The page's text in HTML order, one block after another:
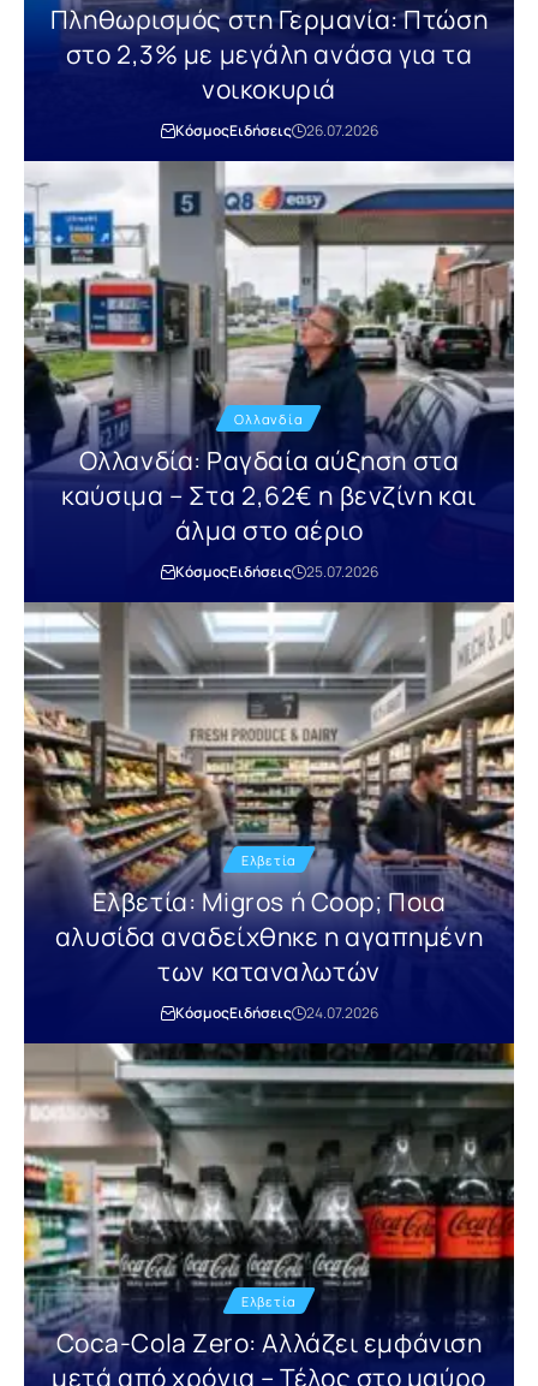
Πληθωρισμός στη Γερμανία: Πτώση
στο 2,3% με μεγάλη ανάσα για τα
νοικοκυριά
ΚόσμοςΕιδήσεις 26.07.2026
Ολλανδία
Ολλανδία: Ραγδαία αύξηση στα
καύσιμα – Στα 2,62€ η βενζίνη και
άλμα στο αέριο
ΚόσμοςΕιδήσεις 25.07.2026
Ελβετία
Ελβετία: Migros ή Coop; Ποια
αλυσίδα αναδείχθηκε η αγαπημένη
των καταναλωτών
ΚόσμοςΕιδήσεις 24.07.2026
Ελβετία
Coca-Cola Zero: Αλλάζει εμφάνιση
μετά από χρόνια – Τέλος στο μαύρο